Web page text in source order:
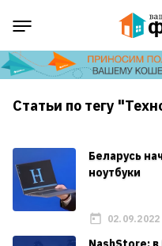
Статьи по тегу
Беларусь
ноутбуки
02.09.2022